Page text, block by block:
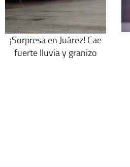
¡Sorpresa en Juárez! Cae
fuerte lluvia y granizo